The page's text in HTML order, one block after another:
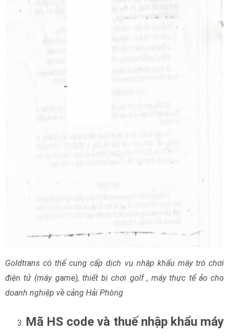
Goldtrans có thể cung cấp dịch vụ nhập khẩu máy trò chơi
điện tử (máy game), thiết bị chơi golf , máy thực tế ảo cho
Mã HS code và thuế nhập khẩu máy
3.1. Hs code máy bắn cá :
HS code máy bắn cá Fish shooting game machine có thể
Ngoài ra, nhóm 9504 là HS code cho các máy trò chơi nhập
khẩu như:
Máy bắn bi (pin-table machine)
Máy bắn cá (fish shooting machine, fish game machine)
Máy trò chơi mô phỏng quân sự